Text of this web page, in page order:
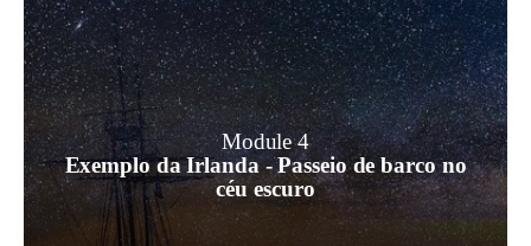
Module 4
Exemplo da Irlanda - Passeio de barco no
céu escuro
Ao oferecer uma experiência
enriquecedora de astronomia e
ecoturismo no céu escuro, pode
proporcionar aos participantes uma
aventura memorável e educativa.